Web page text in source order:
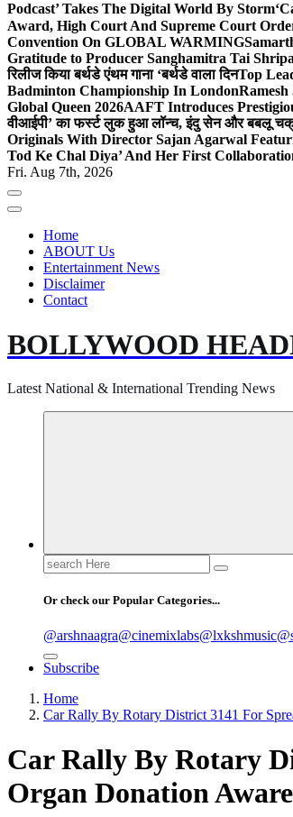
Podcast’ Takes The Digital World By Storm
Award, High Court And Supreme Court
Convention On GLOBAL WARMING
Gratitude to Producer Sanghamitra Tai
रिलीज किया बर्थडे एंथम गाना ‘बर्थडे वाला दिनTop
Badminton Championship In London
Global Queen 2026AAFT Introduces
वीआईपी’ का फर्स्ट लुक हुआ लॉन्च, इंदु सेन और बबलू
Originals With Director Sajan Agarwal
Tod Ke Chal Diya’ And Her First
Fri. Aug 7th, 2026
Home
ABOUT Us
Entertainment News
Disclaimer
Contact
BOLLYWOOD
Latest National & International Trending News
Search
for:
Or check our Popular Categories...
@arshnaagra@cinemixlabs@lxkshmusic
Subscribe
Home
Car Rally By Rotary District 3141 For
Car Rally By Rotary
Organ Donation